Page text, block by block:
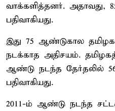
வாக்களித்தனர். அதாவது,
பதிவாகியது.
இது 75 ஆண்டுகால
நடக்காத அதிசயம்.
ஆண்டு நடந்த தேர்தலில்
பதிவாகியது.
2011-ம் ஆண்டு நடந்த